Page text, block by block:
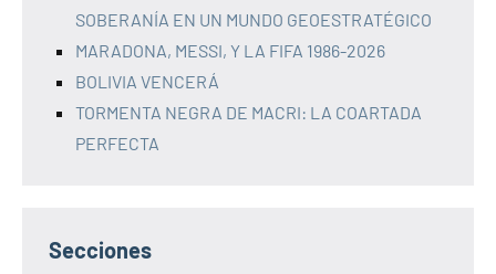
SOBERANÍA EN UN MUNDO GEOESTRATÉGICO
MARADONA, MESSI, Y LA FIFA 1986-2026
BOLIVIA VENCERÁ
TORMENTA NEGRA DE MACRI: LA COARTADA
PERFECTA
Secciones